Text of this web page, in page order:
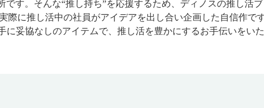
です。そんな“推し持ち”を応援するため、ディノスの推し活
際に推し活中の社員がアイデアを出し合い企画した自信作で
に妥協なしのアイテムで、推し活を豊かにするお手伝いをい